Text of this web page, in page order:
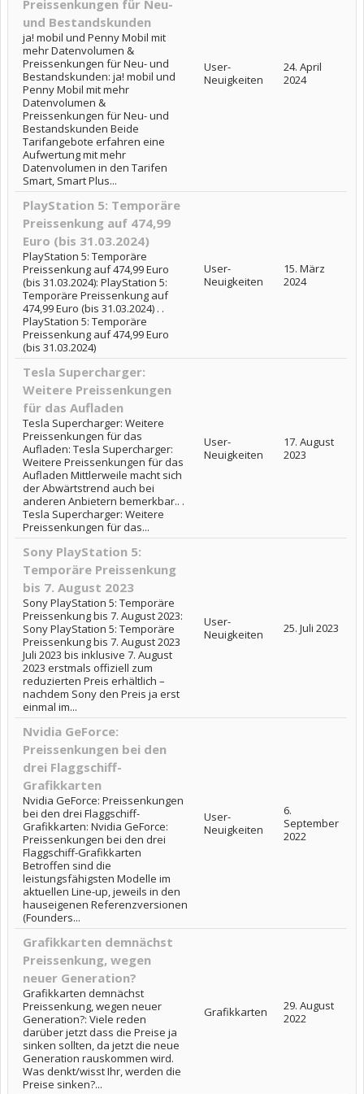
Preissenkungen für Neu-
und Bestandskunden
ja! mobil und Penny Mobil mit
mehr Datenvolumen &
Preissenkungen für Neu- und
Bestandskunden: ja! mobil und
Penny Mobil mit mehr
Datenvolumen &
Preissenkungen für Neu- und
Bestandskunden Beide
Tarifangebote erfahren eine
Aufwertung mit mehr
Datenvolumen in den Tarifen
Smart, Smart Plus...
User-
Neuigkeiten
24. April
2024
PlayStation 5: Temporäre
Preissenkung auf 474,99
Euro (bis 31.03.2024)
PlayStation 5: Temporäre
Preissenkung auf 474,99 Euro
(bis 31.03.2024): PlayStation 5:
Temporäre Preissenkung auf
474,99 Euro (bis 31.03.2024) . .
PlayStation 5: Temporäre
Preissenkung auf 474,99 Euro
(bis 31.03.2024)
User-
Neuigkeiten
15. März
2024
Tesla Supercharger:
Weitere Preissenkungen
für das Aufladen
Tesla Supercharger: Weitere
Preissenkungen für das
Aufladen: Tesla Supercharger:
Weitere Preissenkungen für das
Aufladen Mittlerweile macht sich
der Abwärtstrend auch bei
anderen Anbietern bemerkbar.. .
Tesla Supercharger: Weitere
Preissenkungen für das...
User-
Neuigkeiten
17. August
2023
Sony PlayStation 5:
Temporäre Preissenkung
bis 7. August 2023
Sony PlayStation 5: Temporäre
Preissenkung bis 7. August 2023:
Sony PlayStation 5: Temporäre
Preissenkung bis 7. August 2023
Juli 2023 bis inklusive 7. August
2023 erstmals offiziell zum
reduzierten Preis erhältlich –
nachdem Sony den Preis ja erst
einmal im...
User-
Neuigkeiten
25. Juli 2023
Nvidia GeForce:
Preissenkungen bei den
drei Flaggschiff-
Grafikkarten
Nvidia GeForce: Preissenkungen
bei den drei Flaggschiff-
Grafikkarten: Nvidia GeForce:
Preissenkungen bei den drei
Flaggschiff-Grafikkarten
Betroffen sind die
leistungsfähigsten Modelle im
aktuellen Line-up, jeweils in den
hauseigenen Referenzversionen
(Founders...
User-
Neuigkeiten
6.
September
2022
Grafikkarten demnächst
Preissenkung, wegen
neuer Generation?
Grafikkarten demnächst
Preissenkung, wegen neuer
Generation?: Viele reden
darüber jetzt dass die Preise ja
sinken sollten, da jetzt die neue
Generation rauskommen wird.
Was denkt/wisst Ihr, werden die
Preise sinken?...
Grafikkarten
29. August
2022